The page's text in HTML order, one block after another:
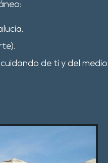
:
.
de ti y del medio